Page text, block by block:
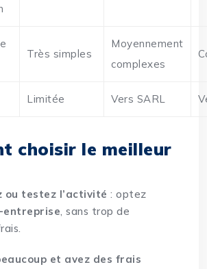
Très simples
Moyennement
complexes
Limitée Vers SARL
choisir le meilleur
ou testez l’activité : optez
entreprise, sans trop de
et avez des frais